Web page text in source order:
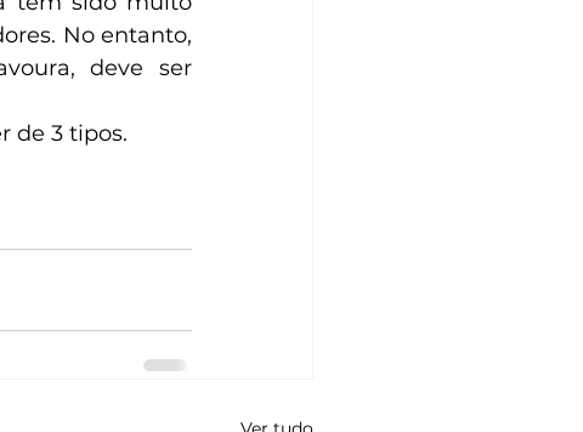
No entanto,
deve ser
de 3 tipos.